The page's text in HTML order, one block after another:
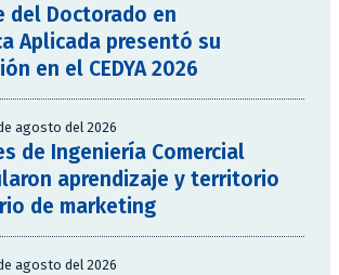
del Doctorado en
Aplicada presentó su
en el CEDYA 2026
agosto del 2026
de Ingeniería Comercial
aprendizaje y territorio
de marketing
agosto del 2026